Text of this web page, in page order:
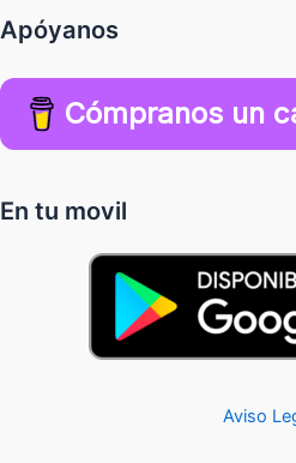
Apóyanos
Cómpranos un
En tu movil
Aviso